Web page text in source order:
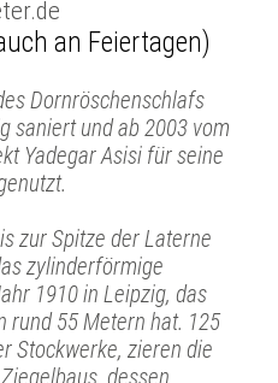
an Feiertagen)
Dornröschenschlafs
saniert und ab 2003 vom
Yadegar Asisi für seine
zur Spitze der Laterne
zylinderförmige
1910 in Leipzig, das
rund 55 Metern hat. 125
Stockwerke, zieren die
dessen